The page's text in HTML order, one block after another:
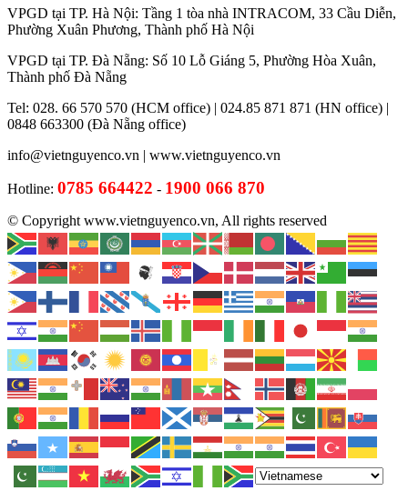
VPGD tại TP. Hà Nội: Tầng 1 tòa nhà INTRACOM, 33 Cầu Diễn,
Phường Xuân Phương, Thành phố Hà Nội
VPGD tại TP. Đà Nẵng: Số 10 Lỗ Giáng 5, Phường Hòa Xuân,
Thành phố Đà Nẵng
Tel: 028. 66 570 570 (HCM office) | 024.85 871 871 (HN office) |
0848 663300 (Đà Nẵng office)
info@vietnguyenco.vn | www.vietnguyenco.vn
Hotline: 0785 664422 - 1900 066 870
© Copyright www.vietnguyenco.vn, All rights reserved